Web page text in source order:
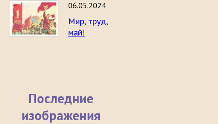
06.05.2024
Мир, труд,
май!
Последние
изображения